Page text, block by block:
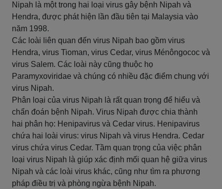
Nipah là một trong hai loại virus gây bệnh Nipah và
Hendra, được phát hiện lần đầu tiên tại Malaysia vào
năm 1998.
Các loài liên quan đến virus Nipah bao gồm virus
Hendra, virus Tioman, virus Cedar, virus Ménôngococ và
virus Salem. Các loài này cũng thuộc họ
Paramyxoviridae và chúng có nhiều đặc điểm chung với
virus Nipah.
Phân loại của virus Nipah là rất quan trọng để hiểu và
chẩn đoán bệnh Nipah. Virus Nipah được chia thành
hai phân họ: Henipavirus và Cedar virus. Henipavirus
chứa hai loài virus: virus Nipah và virus Hendra. Cedar
virus chứa virus Cedar. Tầm quan trọng của việc phân
loại virus Nipah là giúp xác định mối quan hệ giữa virus
Nipah và các loài virus khác, cũng như tìm ra phương
pháp điều trị và phòng ngừa bệnh Nipah.